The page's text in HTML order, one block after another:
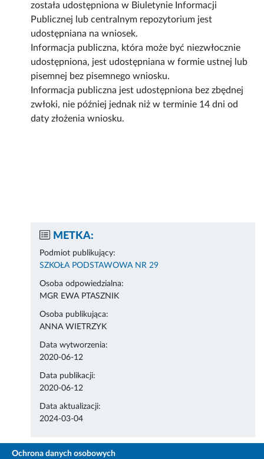
została udostępniona w Biuletynie Informacji
Publicznej lub centralnym repozytorium jest
udostępniana na wniosek.
Informacja publiczna, która może być niezwłocznie
udostępniona, jest udostępniana w formie ustnej lub
pisemnej bez pisemnego wniosku.
Informacja publiczna jest udostępniona bez zbędnej
zwłoki, nie później jednak niż w terminie 14 dni od
daty złożenia wniosku.
METKA:
Podmiot publikujący:
SZKOŁA PODSTAWOWA NR 29
Osoba odpowiedzialna:
MGR EWA PTASZNIK
Osoba publikująca:
ANNA WIETRZYK
Data wytworzenia:
2020-06-12
Data publikacji:
2020-06-12
Data aktualizacji:
2024-03-04
Ochrona danych osobowych